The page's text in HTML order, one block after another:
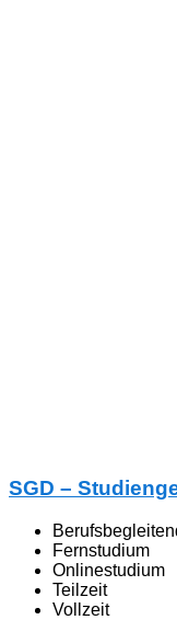
SGD –
Fernstudium
Onlinestudium
Teilzeit
Vollzeit